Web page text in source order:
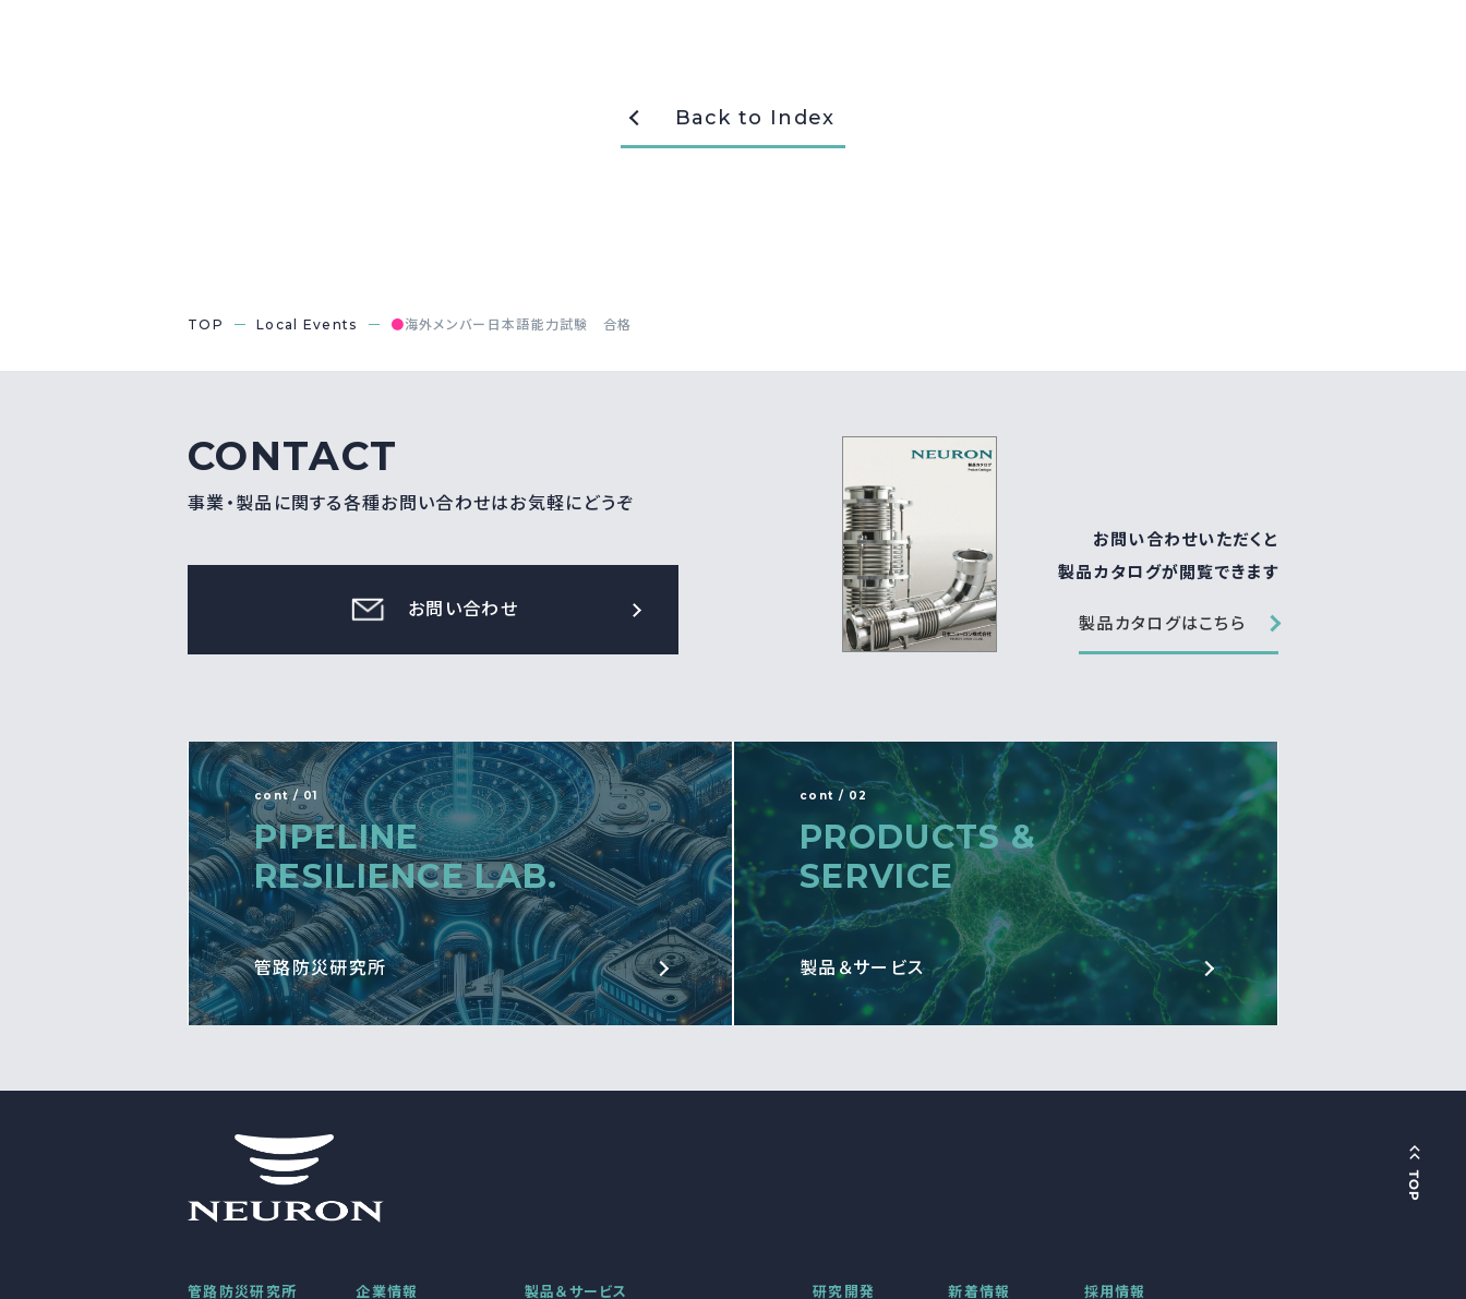
Back to Index
TOP Local Events ●海外メンバー日本語能力試験 合格
CONTACT
事業・製品に関する各種お問い合わせはお気軽にどうぞ
お問い合わせ
お問い合わせいただくと
製品カタログが閲覧できます
製品カタログはこちら
cont / 01
PIPELINE
RESILIENCE LAB.
管路防災研究所
cont / 02
PRODUCTS &
SERVICE
製品＆サービス
管路防災研究所 企業情報 製品＆サービス 研究開発 新着情報 採用情報